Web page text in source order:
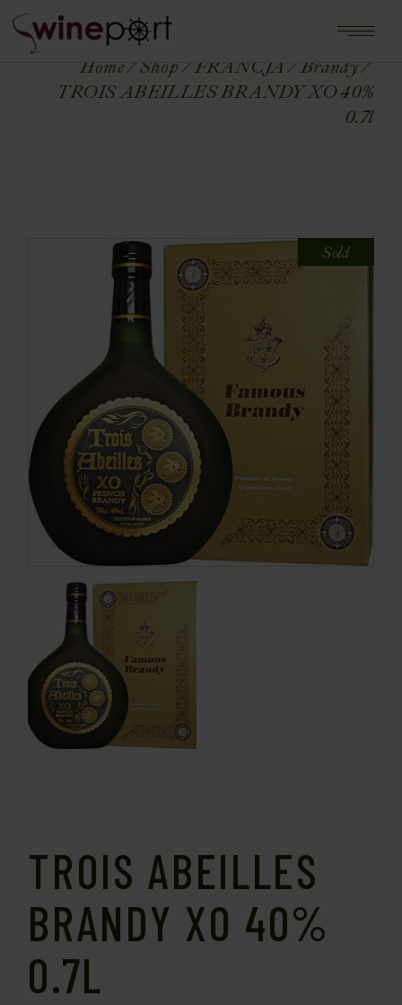
Home Shop FRANCJA
Brandy
TROIS ABEILLES BRANDY XO 40%
0.7l
Sold
TROIS ABEILLES
BRANDY XO 40%
0.7L